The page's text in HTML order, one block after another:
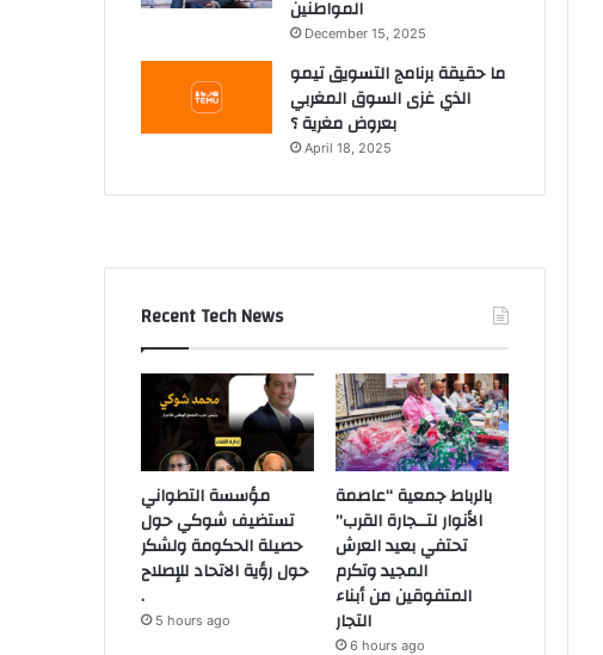
المواطنين
December 15, 2025
ما حقيقة برنامج التسويق تيمو
الذي غزى السوق المغربي
بعروض مغرية ؟
April 18, 2025
Recent Tech News
مؤسسة التطواني
تستضيف شوكي حول
حصيلة الحكومة ولشكر
حول رؤية الاتحاد للإصلاح
.
5 hours ago
بالرباط جمعية “عاصمة
الأنوار لتــجارة القرب”
تحتفي بعيد العرش
المجيد وتكرم
المتفوقين من أبناء
التجار
6 hours ago